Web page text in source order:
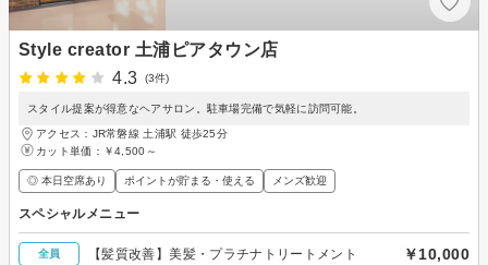
Style creator 土浦ピアタウン店
4.3
(3件)
スタイル提案が得意なヘアサロン。駐車場完備で気軽に訪問可能。
アクセス：JR常磐線 土浦駅 徒歩25分
カット単価： ￥4,500～
◎ 本日空席あり ポイントが貯まる・使える メンズ歓迎
スペシャルメニュー
全員 【髪質改善】美髪・プラチナトリートメント ￥10,000